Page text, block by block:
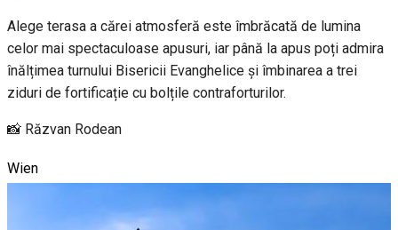
Alege terasa a cărei atmosferă este îmbrăcată de lumina
celor mai spectaculoase apusuri, iar până la apus poți admira
înălțimea turnului Bisericii Evanghelice și îmbinarea a trei
ziduri de fortificație cu bolțile contraforturilor.
📸 Răzvan Rodean
Wien